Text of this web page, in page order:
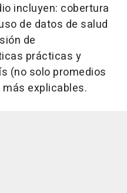
incluyen: cobertura
de datos de salud
de
prácticas y
(no solo promedios
explicables.